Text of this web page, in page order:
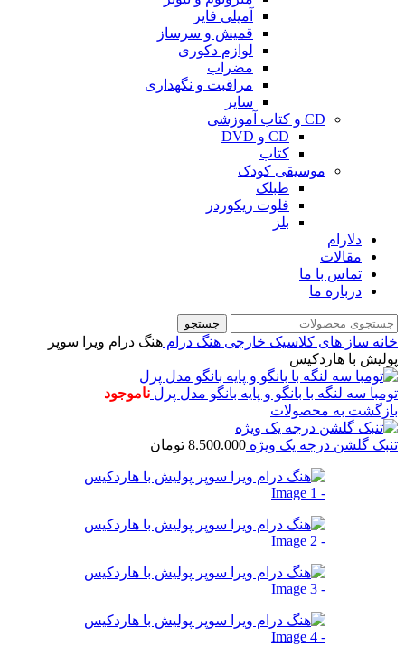
آمپلی فایر
قمیش و سرساز
لوازم دکوری
مضراب
مراقبت و نگهداری
سایر
CD و کتاب آموزشی
CD و DVD
کتاب
موسیقی کودک
طبلک
فلوت ریکوردر
بلز
دلارام
مقالات
تماس با ما
درباره ما
جستجو
خانه ساز های کلاسیک خارجی هنگ درام هنگ درام ویرا سوپر
پولیش با هاردکیس
تومبا سه لنگه با بانگو و پایه بانگو مدل پرل ناموجود
بازگشت به محصولات
تنبک گلشن درجه یک ویژه 8.500.000 تومان